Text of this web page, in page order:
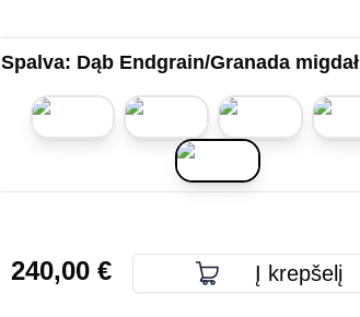
Spalva: Dąb Endgrain/Granada migdał
240,00 € Į krepšelį